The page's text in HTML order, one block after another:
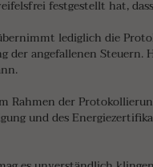
festgestellt hat,
lediglich die
der angefallenen
Rahmen der
und des